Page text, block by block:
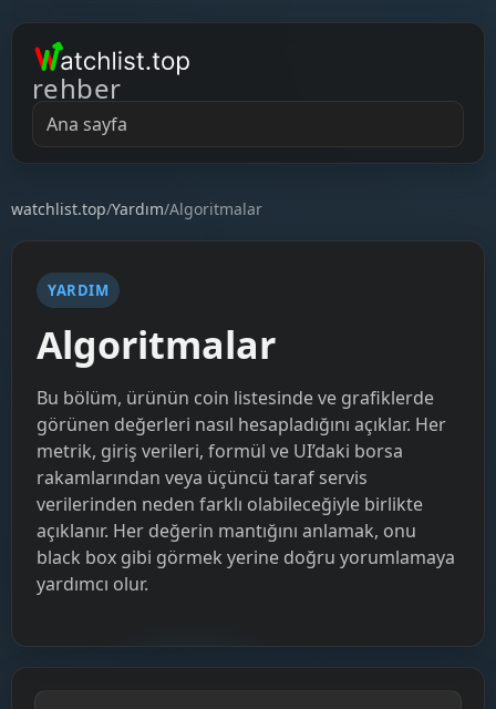
rehber
Ana sayfa
watchlist.top/Yardım/Algoritmalar
YARDIM
Algoritmalar
Bu bölüm, ürünün coin listesinde ve grafiklerde
görünen değerleri nasıl hesapladığını açıklar. Her
metrik, giriş verileri, formül ve UI’daki borsa
rakamlarından veya üçüncü taraf servis
verilerinden neden farklı olabileceğiyle birlikte
açıklanır. Her değerin mantığını anlamak, onu
black box gibi görmek yerine doğru yorumlamaya
yardımcı olur.